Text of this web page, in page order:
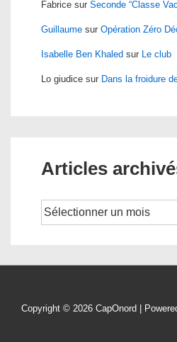
Fabrice sur Seconde “Classe
Guillaume sur Opération Zéro
Isabelle Ben Khaled sur Le club
Lo giudice sur Dans la froidure
Articles
Archives
Copyright © 2026 CapOnord |